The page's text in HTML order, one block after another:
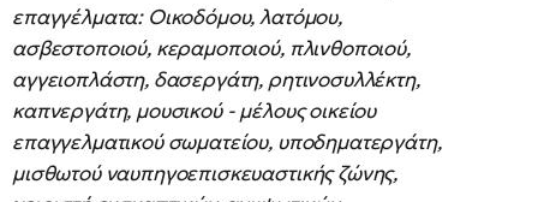
επαγγέλματα: Οικοδόμου, λατόμου,
ασβεστοποιού, κεραμοποιού, πλινθοποιού,
αγγειοπλάστη, δασεργάτη, ρητινοσυλλέκτη,
καπνεργάτη, μουσικού - μέλους οικείου
επαγγελματικού σωματείου, υποδηματεργάτη,
μισθωτού ναυπηγοεπισκευαστικής ζώνης,